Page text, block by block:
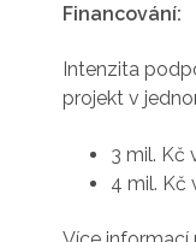
Financování:
Intenzita
projekt v
3 mil. Kč
4 mil. Kč